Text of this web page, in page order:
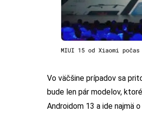
MIUI 15 od Xiaomi
Vo väčšine prípadov sa
bude len pár modelov,
Androidom 13 a ide najmä o